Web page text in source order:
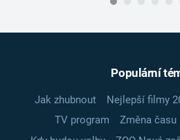
Populární
Jak zhubnout Nejlepší filmy
TV program
Změna času